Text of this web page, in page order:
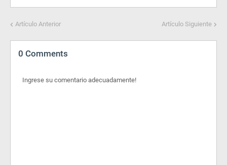
Artículo Anterior Artículo Siguiente
0 Comments
Ingrese su comentario adecuadamente!